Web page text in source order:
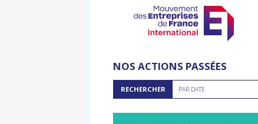
NOS ACTIONS PASSÉES
RECHERCHER
Rechercher
parPAR DATE